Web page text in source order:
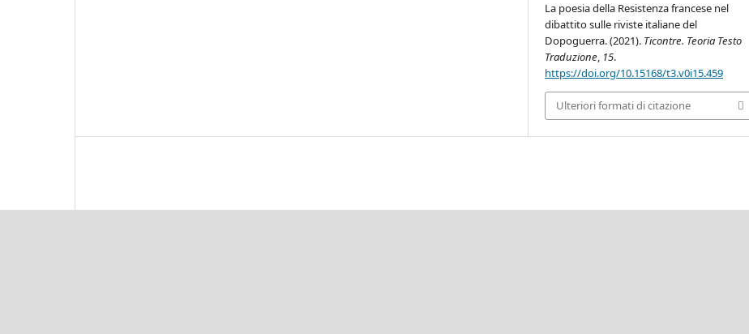
La poesia della Resistenza francese nel
dibattito sulle riviste italiane del
Dopoguerra. (2021). Ticontre. Teoria Testo
Traduzione, 15.
https://doi.org/10.15168/t3.v0i15.459
Ulteriori formati di citazione